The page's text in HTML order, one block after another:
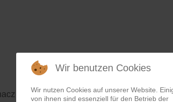
ein Sozialverband. Sie gehört zu den
Wir benutzen Cookies
Wir nutzen Cookies auf unserer Website.
von ihnen sind essenziell für den Betrieb der